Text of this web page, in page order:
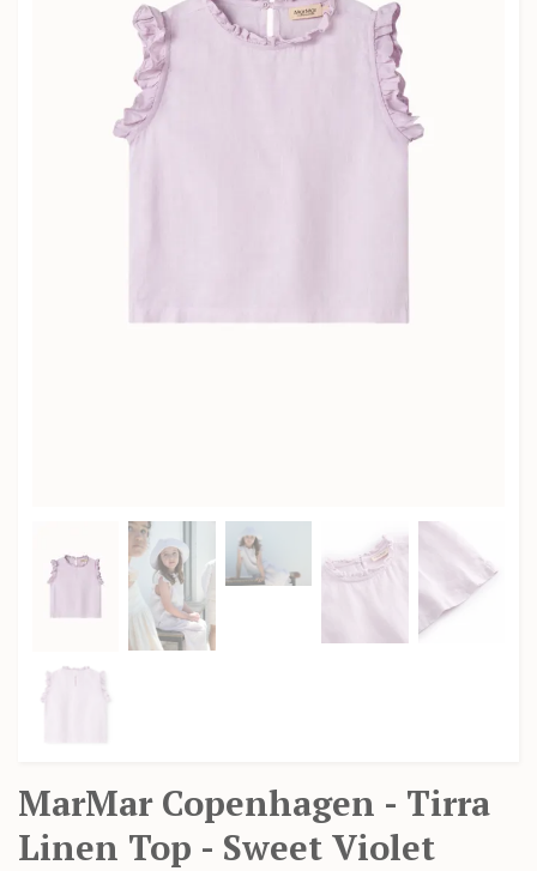
MarMar Copenhagen - Tirra
Linen Top - Sweet Violet